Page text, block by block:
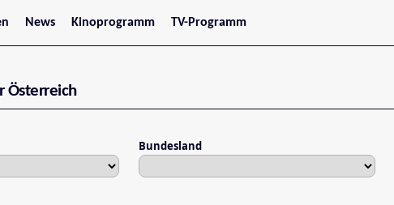
News
Stars
Kinoprogramm
Jetzt im Kino
Oberösterreich
Kärnten
Salzburg
TV-Programm
Österreich
Bundesland